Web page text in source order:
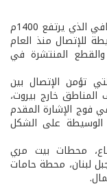
في منطقة إقليم التفاح، وتحديداً في جبل صافي الذي يرتفع 1400م
للإتصال منذ العام
والقطع المنتشرة في
تؤمن الإتصال بين
خارج بيروت،
فوج الإشارة المقدم
على الشكل
محطات بيت مري
لبنان، محطة حامات